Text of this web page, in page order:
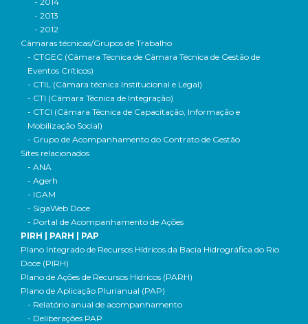
- 2013
- 2012
Câmaras técnicas/Grupos de Trabalho
- CTGEC (Câmara Técnica de Câmara Técnica de Gestão de
Eventos Críticos)
- CTIL (Câmara técnica Institucional e Legal)
- CTI (Câmara Técnica de Integração)
- CTCI (Câmara Técnica de Capacitação, Informação e
Mobilização Social)
- Grupo de Acompanhamento do Contrato de Gestão
Sites relacionados
- ANA
- Agerh
- IGAM
- SigaWeb Doce
- Portal de Acompanhamento de Ações
PIRH | PARH | PAP
Plano Integrado de Recursos Hídricos da Bacia Hidrográfica do Rio
Doce (PIRH)
Plano de Ações de Recursos Hídricos (PARH)
Plano de Aplicação Plurianual (PAP)
- Relatório anual de acompanhamento
- Deliberações PAP